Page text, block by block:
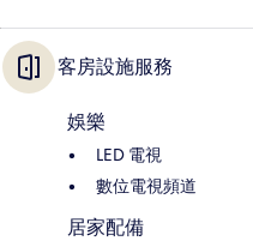
客房設施服務
娛樂
LED 電視
數位電視頻道
居家配備